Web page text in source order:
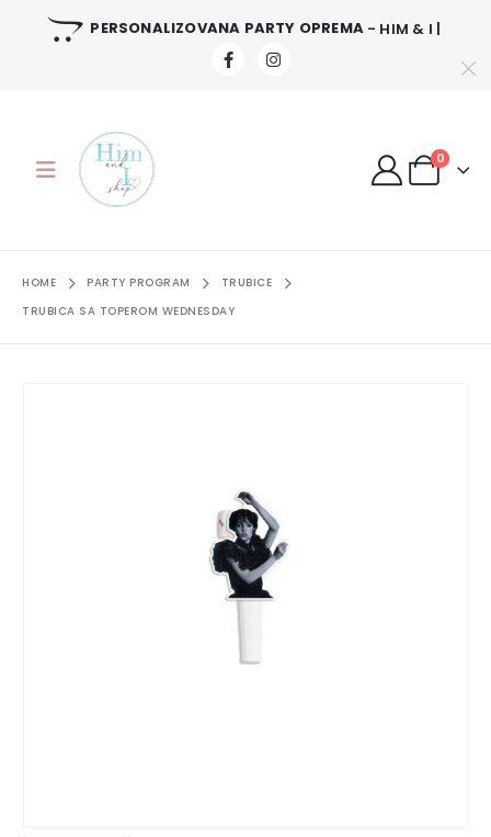
PERSONALIZOVANA PARTY OPREMA - HIM & I |
0
HOME PARTY PROGRAM
TRUBICE
TRUBICA SA TOPEROM WEDNESDAY